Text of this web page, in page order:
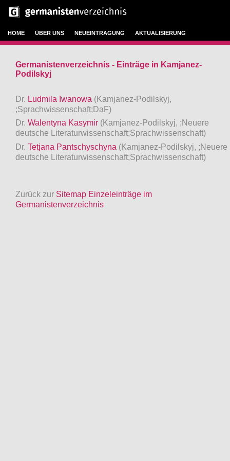
HOME ÜBER UNS NEUEINTRAGUNG AKTUALISIERUNG
Germanistenverzeichnis - Einträge in Kamjanez-
Podilskyj
Dr. Ludmila Iwanowa (Kamjanez-Podilskyj,
;Sprachwissenschaft;DaF)
Dr. Walentyna Kasymir (Kamjanez-Podilskyj, ;Neuere
deutsche Literaturwissenschaft;Sprachwissenschaft)
Dr. Tetjana Pantschyschyna (Kamjanez-Podilskyj, ;Neuere
deutsche Literaturwissenschaft;Sprachwissenschaft)
Zurück zur Sitemap Einzeleinträge im
Germanistenverzeichnis